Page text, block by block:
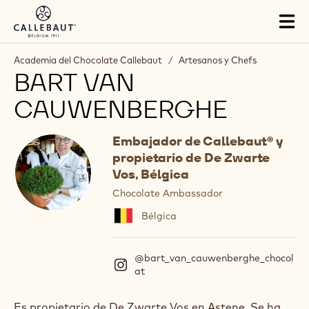
Skip to main content
Academia del Chocolate Callebaut / Artesanos y Chefs
BART VAN
CAUWENBERGHE
Embajador de Callebaut® y
propietario de De Zwarte
Vos, Bélgica
Chocolate Ambassador
Bélgica
@bart_van_cauwenberghe_chocol
at